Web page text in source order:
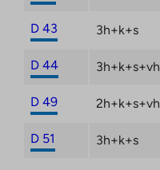
D 43 3h+k+s
D 44 3h+k+s+vh
D 49 2h+k+s+vh
D 51 3h+k+s